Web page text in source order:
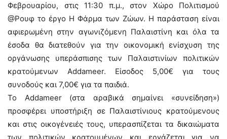
Φεβρουαρίου, στις 11:30 π.μ., στον Χώρο Πολιτισμού
@Ρουφ το έργο Η Φάρμα των Ζώων. Η παράσταση είναι
αφιερωμένη στην αγωνιζόμενη Παλαιστίνη και όλα τα
έσοδα θα διατεθούν για την οικονομική ενίσχυση της
οργάνωσης υπεράσπισης των Παλαιστινίων πολιτικών
κρατούμενων Addameer. Είσοδος 5,00€ για τους
συνοδούς και 7,00€ για τα παιδιά.
Το Addameer (στα αραβικά σημαίνει «συνείδηση»)
προσφέρει υποστήριξη σε Παλαιστίνιους κρατούμενους
και στις οικογένειές τους, υπερασπίζεται τα δικαιώματα